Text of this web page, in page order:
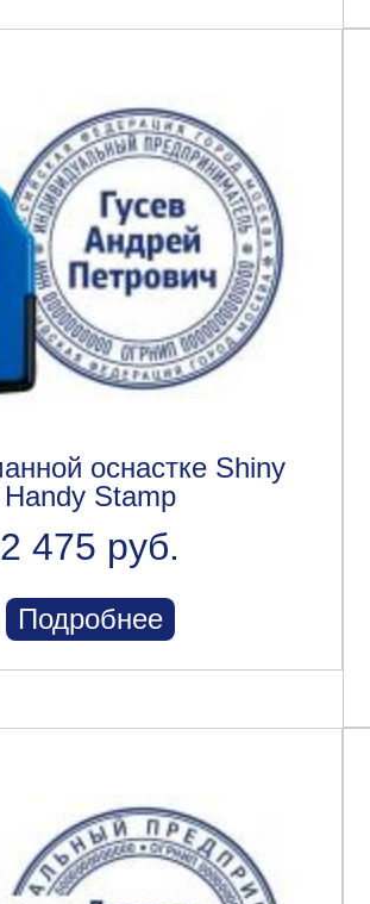
оснастке Shiny
Handy Stamp
2 475 руб.
Подробнее